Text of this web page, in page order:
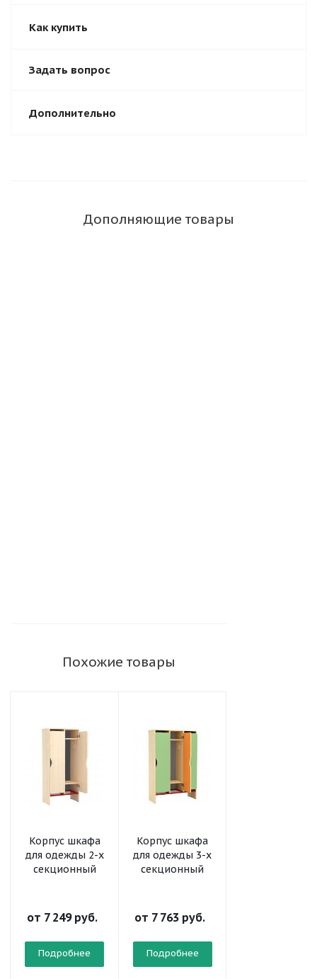
Как купить
Задать вопрос
Дополнительно
Дополняющие товары
Похожие товары
Корпус шкафа
для одежды 2-х
секционный
от 7 249 руб.
Подробнее
Корпус шкафа
для одежды 3-х
секционный
от 7 763 руб.
Подробнее